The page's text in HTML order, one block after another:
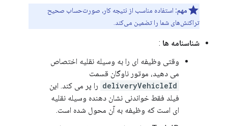
مهم: استفاده مناسب از نتیجه کار، صورت‌حساب صحیح
تراکنش‌های شما را تضمین می‌کند.
شناسنامه ها :
وقتی وظیفه ای را به وسیله نقلیه اختصاص
می دهید، موتور ناوگان قسمت
deliveryVehicleId را پر می کند. این
فیلد فقط خواندنی نشان دهنده وسیله نقلیه
ای است که وظیفه به آن محول شده است.